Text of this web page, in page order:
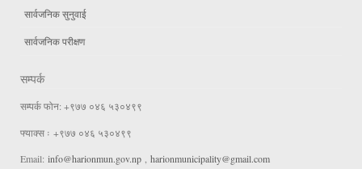
सार्वजनिक सुनुवाई
सार्वजनिक परीक्षण
सम्पर्क
सम्पर्क फोन: +९७७ ०४६ ५३०४९९
फ्याक्स ः +९७७ ०४६ ५३०४९९
Email: info@harionmun.gov.np , harionmunicipality@gmail.com